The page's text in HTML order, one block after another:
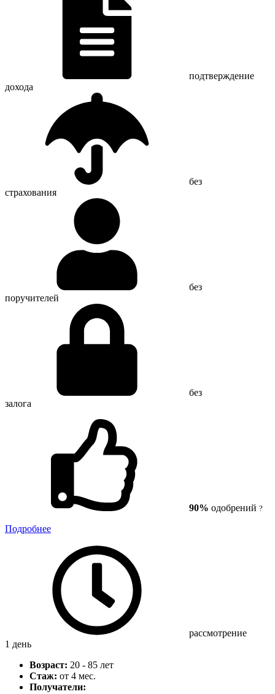
подтверждение
дохода
без
страхования
без
поручителей
без
залога
90% одобрений ?
Подробнее
рассмотрение
1 день
Возраст: 20 - 85 лет
Стаж: от 4 мес.
Получатели: